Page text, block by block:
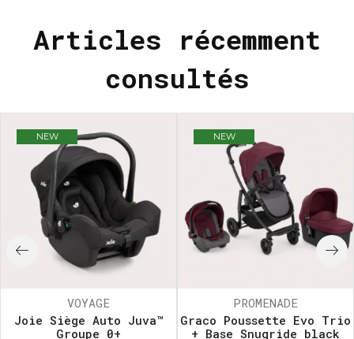
Articles récemment
consultés
NEW
VOYAGE
Joie Siège Auto Juva™
Groupe 0+
NEW
PROMENADE
Graco Poussette Evo Trio
+ Base Snugride black